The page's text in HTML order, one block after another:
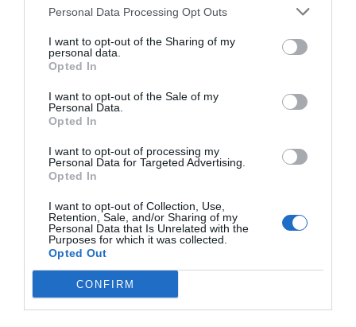
Personal Data Processing Opt Outs
I want to opt-out of the Sharing of my
personal data.
Opted In
I want to opt-out of the Sale of my
Personal Data.
Opted In
I want to opt-out of processing my
Personal Data for Targeted Advertising.
Opted In
I want to opt-out of Collection, Use,
Retention, Sale, and/or Sharing of my
Personal Data that Is Unrelated with the
Purposes for which it was collected.
Opted Out
CONFIRM
Se aceptan mascotas pequeñas
Servicio Fax
Conexión a Internet
Restaurante
Características del Hotel
Frente al lago
Habitaciones No Fumadores
Habitaciones familiares
Habitaciones insonorizadas